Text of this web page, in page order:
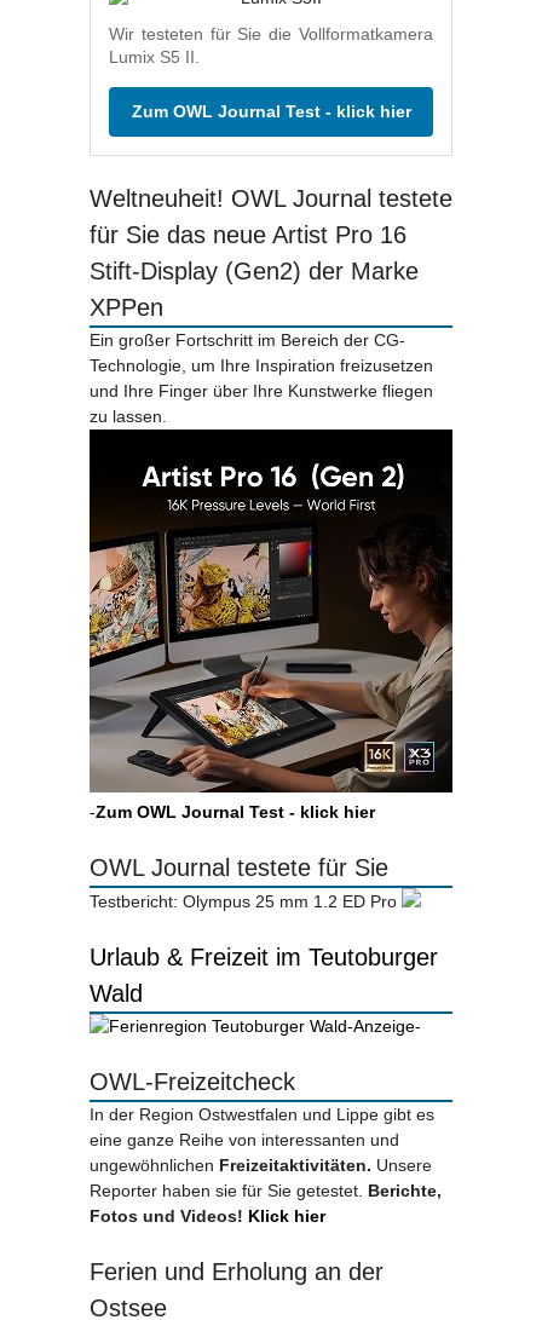
Wir testeten für Sie die Vollformatkamera
Lumix S5 II.
Zum OWL Journal Test - klick hier
Weltneuheit! OWL Journal testete
für Sie das neue Artist Pro 16
Stift-Display (Gen2) der Marke
XPPen
Ein großer Fortschritt im Bereich der CG-
Technologie, um Ihre Inspiration freizusetzen
und Ihre Finger über Ihre Kunstwerke fliegen
zu lassen.
-Zum OWL Journal Test - klick hier
OWL Journal testete für Sie
Testbericht: Olympus 25 mm 1.2 ED Pro
Urlaub & Freizeit im Teutoburger
Wald
-Anzeige-
OWL-Freizeitcheck
In der Region Ostwestfalen und Lippe gibt es
eine ganze Reihe von interessanten und
ungewöhnlichen Freizeitaktivitäten. Unsere
Reporter haben sie für Sie getestet. Berichte,
Fotos und Videos! Klick hier
Ferien und Erholung an der
Ostsee